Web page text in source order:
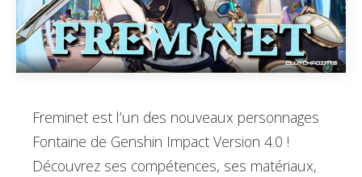
Freminet est l’un des nouveaux personnages
Fontaine de Genshin Impact Version 4.0 !
Découvrez ses compétences, ses matériaux,